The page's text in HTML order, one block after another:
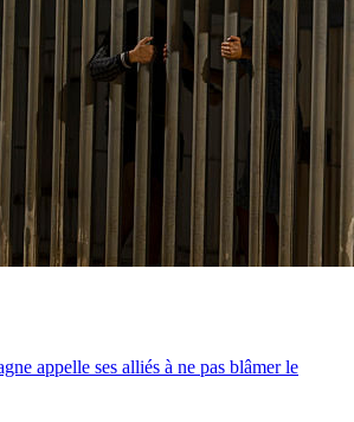
appelle ses alliés à ne pas blâmer le